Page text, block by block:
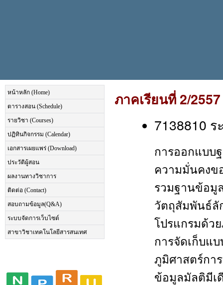
หน้าหลัก (Home)
ตารางสอน (Schedule)
รายวิชา (Courses)
ปฏิทินกิจกรรม (Calendar)
เอกสารเผยแพร่ (Download)
ประวัติผู้สอน
ผลงานทางวิชาการ
ติดต่อ (Contact)
สอบถามข้อมูล(Q&A)
ระบบจัดการเว็บไซต์
สาขาวิชาเทคโนโลยีสารสนเทศ
ภาคเรียนที่ 2/2557
7138810
การออกแบบ
ความมั่นคงข
รวมฐานข้อมู
วัตถุสัมพันธ์ลั
โปรแกรมด้ว
การจัดเก็บแ
ภูมิศาสตร์กา
ข้อมูลมัลติมีเ